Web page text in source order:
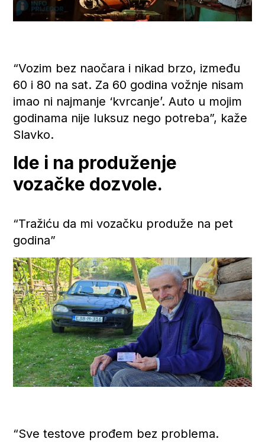
“Vozim bez naočara i nikad brzo, između
60 i 80 na sat. Za 60 godina vožnje nisam
imao ni najmanje ‘kvrcanje’. Auto u mojim
godinama nije luksuz nego potreba”, kaže
Slavko.
Ide i na produženje
vozačke dozvole.
“Tražiću da mi vozačku produže na pet
godina”
“Sve testove prođem bez problema.